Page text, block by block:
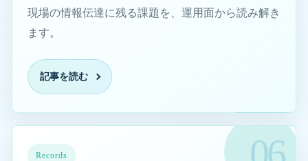
現場の情報伝達に残る課題を、運用面から読み解き
ます。
記事を読む
Records
ケアマネ記録編｜記録が支援を守る理由を読む